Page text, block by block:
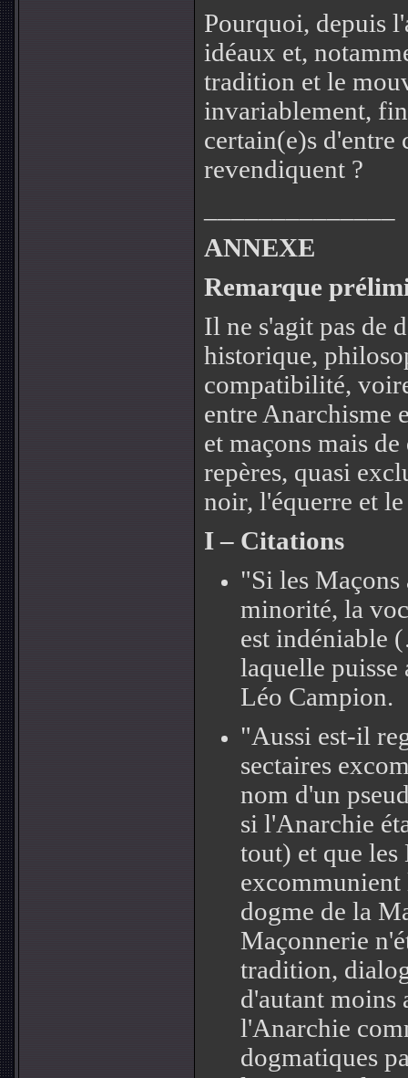
Pourquoi, depuis
idéaux et,
tradition et le
invariablement,
certain(e)s d'entre
revendiquent ?
ANNEXE
Remarque
Il ne s'agit pas de
historique,
compatibilité,
entre Anarchisme
et maçons mais
repères, quasi
noir, l'équerre et
I – Citations
"Si les Maçons
minorité, la
est indéniable
laquelle
Léo Campion.
"Aussi est-il
sectaires
nom d'un
si l'Anarchie
tout) et que les
dogme de la
Maçonnerie
tradition,
d'autant moins
l'Anarchie
dogmatiques